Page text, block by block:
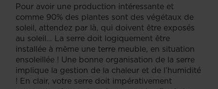
Pour avoir une production intéressante et
comme 90% des plantes sont des végétaux de
soleil, attendez par là, qui doivent être exposés
au soleil… La serre doit logiquement être
installée à même une terre meuble, en situation
ensoleillée ! Une bonne organisation de la serre
implique la gestion de la chaleur et de l’humidité
! En clair, votre serre doit impérativement